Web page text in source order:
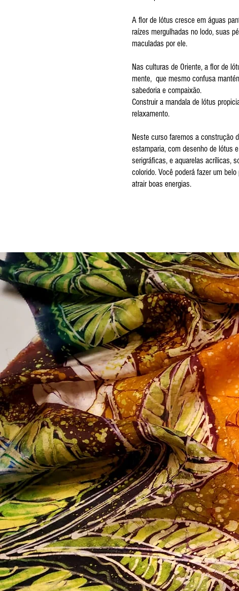
A flor de lótus cresce em águas
raízes mergulhadas no lodo, suas
maculadas por ele.
Nas culturas de Oriente, a flor de
mente, que mesmo confusa
sabedoria e compaixão.
Construir a mandala de lótus
relaxamento.
Neste curso faremos a construção
estamparia, com desenho de lótus
serigráficas, e aquarelas acrílicas,
colorido. Você poderá fazer um
atrair boas energias.